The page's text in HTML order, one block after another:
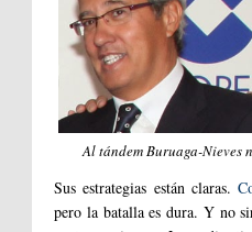
Al tándem Buruaga-Nieves
Sus estrategias están claras.
pero la batalla es dura. Y no